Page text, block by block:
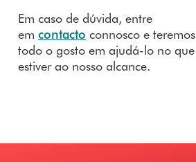
Em caso de dúvida, entre
em contacto connosco e teremos
todo o gosto em ajudá-lo no que
estiver ao nosso alcance.